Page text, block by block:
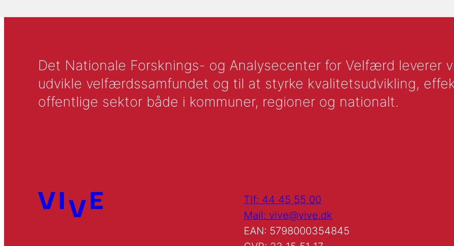
Det Nationale Forsknings- og Analysecenter for Velfærd leverer
udvikle velfærdssamfundet og til at styrke kvalitetsudvikling,
offentlige sektor både i kommuner, regioner og nationalt.
Tlf: 44 45 55 00
Mail: vive@vive.dk
EAN: 5798000354845